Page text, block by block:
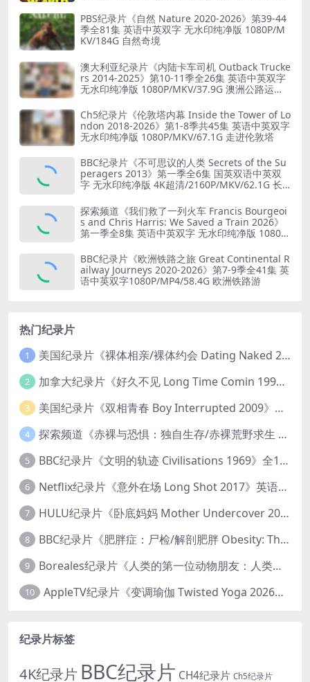
PBS纪录片《自然 Nature 2020-2026》第39-44
季全81集 英语中英双字 无水印纯净版 1080P/M
KV/184G 自然奇境
澳大利亚纪录片《内陆卡车司机 Outback Trucke
rs 2014-2025》第10-11季全26集 英语中英双字
无水印纯净版 1080P/MKV/37.9G 澳洲公路运输
Ch5纪录片《伦敦塔内幕 Inside the Tower of Lo
ndon 2018-2026》第1-8季共45集 英语中英双字
无水印纯净版 1080P/MKV/67.1G 走进伦敦塔
BBC纪录片《不可思议的人类 Secrets of the Su
peragers 2013》第一季全6集 国英双语中英双
字 无水印纯净版 4K超清/2160P/MKV/62.1G 长
探索频道《我们救了一列火车 Francis Bourgeoi
s and Chris Harris: We Saved a Train 2026》
第一季全8集 英语中英双字 无水印纯净版 1080P/
BBC纪录片《欧洲铁路之旅 Great Continental R
ailway Journeys 2020-2026》第7-9季全41集 英
语中英双字1080P/MP4/58.4G 欧洲铁路游
热门纪录片
1 美国纪录片《裸体相亲/裸体约会 Dating Naked 2014-2016》第1-3季全33集 英语中英双字 无水印纯净版 1080P/MKV/85.6G 裸体相亲真人秀
2 加拿大纪录片《好久不见 Long Time Comin 1993》英语中英双字 官方纯净版 1080P/MKV/1G 女同性艺术家
3 美国纪录片《双相青春 Boy Interrupted 2009》英语中英双字 官方纯净版 1080P/MKV/1.43G 青少年躁郁症
4 探索频道《赤裸与恐惧：独自生存/赤裸荒野求生 Naked and Afraid: Solo 2023》第一季全8集 英语中英双字 官方纯净版 高码1080P/MKV/45.4G
5 BBC纪录片《文明的轨迹 Civilisations 1969》全13集 英语中英双字 高清收藏版 1080P/MKV/64.1G 西方艺术史话
6 Netflix纪录片《意外在场 Long Shot 2017》英语中字 720P/NKV/1.06GB 美国谋杀误判案件
7 HULU纪录片《卧底妈妈 Mother Undercover 2023》全4集 英语中英双字 官方纯净版 1080P/MKV/7.6G 拯救孩子
8 BBC纪录片《肥胖症：尸检/解剖肥胖 Obesity: The Post Mortem 2016》英语中英双字 无水印纯净版 1080P/MKV/1.03G
9 Boreales纪录片《人类的第一位动物朋友：人类和狗的神奇故事 Man’s First Friend 2018》英语中英双字 1080P/MP4/1.8G 狗的神奇故事
10 AppleTV纪录片《变调瑜伽 Twisted Yoga 2026》全3集 英语中英双字 无水印纯净版 1080P/MKV/10G 瑜伽大师背后的真相
纪录片标签
4K纪录片 BBC纪录片 CH4纪录片 Ch5纪录片